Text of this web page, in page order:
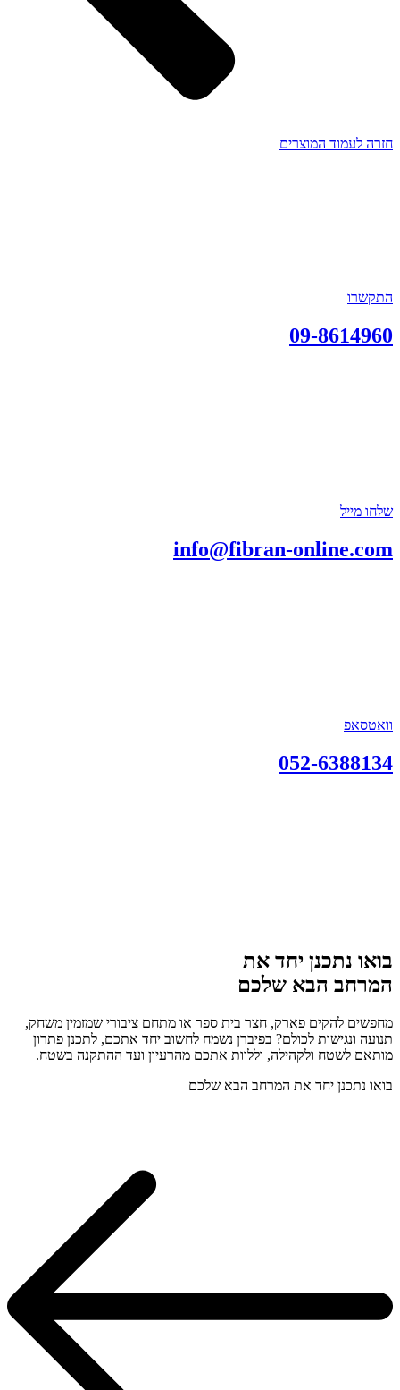
חזרה לעמוד המוצרים
התקשרו
09-8614960
שלחו מייל
info@fibran-online.com
וואטסאפ
052-6388134
בואו נתכנן יחד את
המרחב הבא שלכם
מחפשים להקים פארק, חצר בית ספר או מתחם ציבורי שמזמין משחק,
תנועה ונגישות לכולם? בפיברן נשמח לחשוב יחד אתכם, לתכנן פתרון
מותאם לשטח ולקהילה, וללוות אתכם מהרעיון ועד ההתקנה בשטח.
בואו נתכנן יחד את המרחב הבא שלכם